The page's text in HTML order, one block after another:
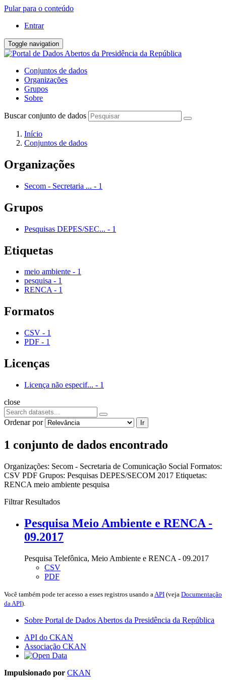
Pular para o conteúdo
Entrar
Toggle navigation
Conjuntos de dados
Organizações
Grupos
Sobre
Buscar conjunto de dados
Início
Conjuntos de dados
Organizações
Secom - Secretaria ... - 1
Grupos
Pesquisas DEPES/SEC... - 1
Etiquetas
meio ambiente - 1
pesquisa - 1
RENCA - 1
Formatos
CSV - 1
PDF - 1
Licenças
Licença não especif... - 1
close
Ordenar por Ir
1 conjunto de dados encontrado
Organizações: Secom - Secretaria de Comunicação Social Formatos:
CSV PDF Grupos: Pesquisas DEPES/SECOM 2017 Etiquetas:
RENCA meio ambiente pesquisa
Filtrar Resultados
Pesquisa Meio Ambiente e RENCA -
09.2017
Pesquisa Telefônica, Meio Ambiente e RENCA - 09.2017
CSV
PDF
Você também pode ter acesso a esses registros usando a API (veja Documentação
da API).
Sobre Portal de Dados Abertos da Presidência da República
API do CKAN
Associação CKAN
Impulsionado por CKAN